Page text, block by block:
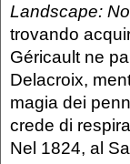
Landscape:
trovando
Géricault ne
Delacroix,
magia dei
crede di
Nel 1824, al